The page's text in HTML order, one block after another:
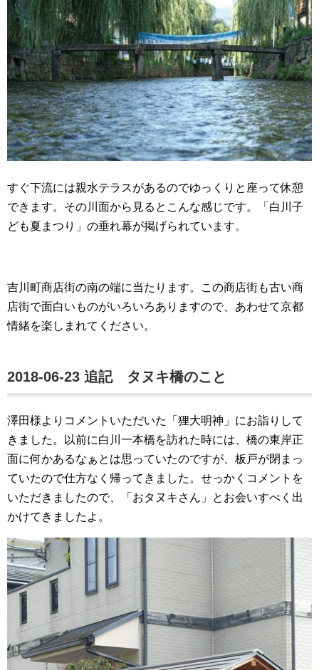
すぐ下流には親水テラスがあるのでゆっくりと座って休憩
できます。その川面から見るとこんな感じです。「白川子
ども夏まつり」の垂れ幕が掲げられています。
吉川町商店街の南の端に当たります。この商店街も古い商
店街で面白いものがいろいろありますので、あわせて京都
情緒を楽しまれてください。
2018-06-23 追記 タヌキ橋のこと
澤田様よりコメントいただいた「狸大明神」にお詣りして
きました。以前に白川一本橋を訪れた時には、橋の東岸正
面に何かあるなぁとは思っていたのですが、板戸が閉まっ
ていたので仕方なく帰ってきました。せっかくコメントを
いただきましたので、「おタヌキさん」とお会いすべく出
かけてきましたよ。